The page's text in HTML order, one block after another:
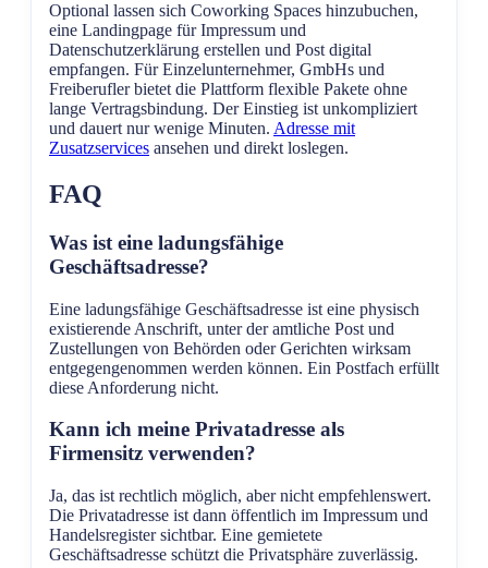
Optional lassen sich Coworking Spaces hinzubuchen,
eine Landingpage für Impressum und
Datenschutzerklärung erstellen und Post digital
empfangen. Für Einzelunternehmer, GmbHs und
Freiberufler bietet die Plattform flexible Pakete ohne
lange Vertragsbindung. Der Einstieg ist unkompliziert
und dauert nur wenige Minuten. Adresse mit
Zusatzservices ansehen und direkt loslegen.
FAQ
Was ist eine ladungsfähige
Geschäftsadresse?
Eine ladungsfähige Geschäftsadresse ist eine physisch
existierende Anschrift, unter der amtliche Post und
Zustellungen von Behörden oder Gerichten wirksam
entgegengenommen werden können. Ein Postfach erfüllt
diese Anforderung nicht.
Kann ich meine Privatadresse als
Firmensitz verwenden?
Ja, das ist rechtlich möglich, aber nicht empfehlenswert.
Die Privatadresse ist dann öffentlich im Impressum und
Handelsregister sichtbar. Eine gemietete
Geschäftsadresse schützt die Privatsphäre zuverlässig.